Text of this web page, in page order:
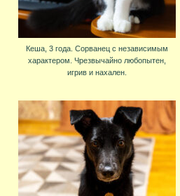
Кеша, 3 года. Сорванец с независимым
характером. Чрезвычайно любопытен,
игрив и нахален.